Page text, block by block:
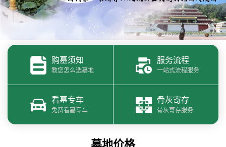
购墓须知
教您怎么选墓地
服务流程
一站式流程服务
看墓专车
免费看墓专车
骨灰寄存
骨灰寄存服务
墓地价格